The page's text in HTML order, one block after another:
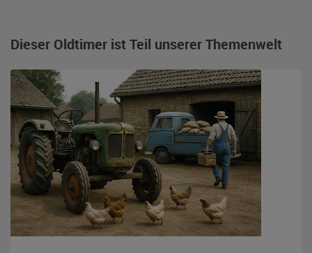
Dieser Oldtimer ist Teil unserer Themenwelt